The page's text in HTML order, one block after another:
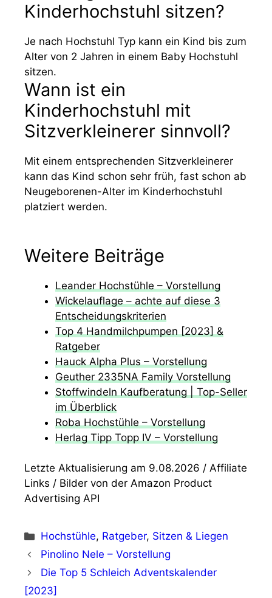
Kinderhochstuhl sitzen?
Je nach Hochstuhl Typ kann ein Kind bis zum
Alter von 2 Jahren in einem Baby Hochstuhl
sitzen.
Wann ist ein
Kinderhochstuhl mit
Sitzverkleinerer sinnvoll?
Mit einem entsprechenden Sitzverkleinerer
kann das Kind schon sehr früh, fast schon ab
Neugeborenen-Alter im Kinderhochstuhl
platziert werden.
Weitere Beiträge
Leander Hochstühle – Vorstellung
Wickelauflage – achte auf diese 3
Entscheidungskriterien
Top 4 Handmilchpumpen [2023] &
Ratgeber
Hauck Alpha Plus – Vorstellung
Geuther 2335NA Family Vorstellung
Stoffwindeln Kaufberatung | Top-Seller
im Überblick
Roba Hochstühle – Vorstellung
Herlag Tipp Topp IV – Vorstellung
Letzte Aktualisierung am 9.08.2026 / Affiliate
Links / Bilder von der Amazon Product
Advertising API
Kategorien
Hochstühle, Ratgeber, Sitzen & Liegen
Pinolino Nele – Vorstellung
Die Top 5 Schleich Adventskalender
[2023]